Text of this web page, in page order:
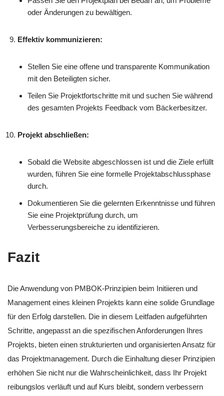
oder Änderungen zu bewältigen.
Effektiv kommunizieren:
Stellen Sie eine offene und transparente Kommunikation
mit den Beteiligten sicher.
Teilen Sie Projektfortschritte mit und suchen Sie während
des gesamten Projekts Feedback vom Bäckerbesitzer.
Projekt abschließen:
Sobald die Website abgeschlossen ist und die Ziele erfüllt
wurden, führen Sie eine formelle Projektabschlussphase
durch.
Dokumentieren Sie die gelernten Erkenntnisse und führen
Sie eine Projektprüfung durch, um
Verbesserungsbereiche zu identifizieren.
Fazit
Die Anwendung von PMBOK-Prinzipien beim Initiieren und
Management eines kleinen Projekts kann eine solide Grundlage
für den Erfolg darstellen. Die in diesem Leitfaden aufgeführten
Schritte, angepasst an die spezifischen Anforderungen Ihres
Projekts, bieten einen strukturierten und organisierten Ansatz für
das Projektmanagement. Durch die Einhaltung dieser Prinzipien
erhöhen Sie nicht nur die Wahrscheinlichkeit, dass Ihr Projekt
reibungslos verläuft und auf Kurs bleibt, sondern verbessern